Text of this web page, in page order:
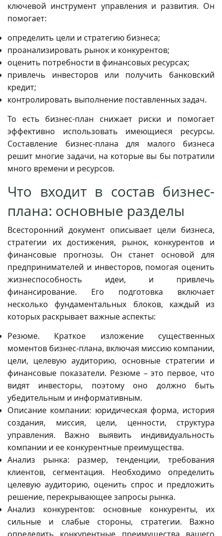
ключевой инструмент управления и развития. Он
помогает:
определить цели и стратегию бизнеса;
проанализировать рынок и конкурентов;
оценить потребности в финансовых ресурсах;
привлечь инвесторов или получить банковский
кредит;
контролировать выполнение поставленных задач.
То есть бизнес-план снижает риски и помогает
эффективно использовать имеющиеся ресурсы.
Составление бизнес-плана для малого бизнеса
решит многие задачи, на которые вы бы потратили
много времени и ресурсов.
Что входит в состав бизнес-
плана: основные разделы
Всесторонний документ описывает цели бизнеса,
стратегии их достижения, рынок, конкурентов и
финансовые прогнозы. Он станет основой для
предпринимателей и инвесторов, помогая оценить
жизнеспособность идеи, и привлечь
финансирование. Его подготовка включает
несколько фундаментальных блоков, каждый из
которых раскрывает важные аспекты:
Резюме. Краткое изложение существенных
моментов бизнес-плана, включая миссию компании,
цели, целевую аудиторию, основные стратегии и
финансовые показатели. Резюме – это первое, что
видят инвесторы, поэтому оно должно быть
убедительным и информативным.
Описание компании: юридическая форма, история
создания, миссия, цели, ценности, структура
управления. Важно выявить индивидуальность
компании и ее конкурентные преимущества.
Анализ рынка: размер, тенденции, требования
клиентов, сегментация. Необходимо определить
целевую аудиторию, оценить спрос и предложить
решение, перекрывающее запросы рынка.
Анализ конкурентов: основные конкуренты, их
сильные и слабые стороны, стратегии. Важно